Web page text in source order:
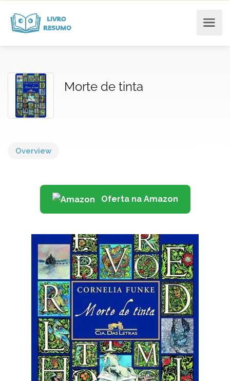
Morte de tinta
Overview
Oferta na Amazon